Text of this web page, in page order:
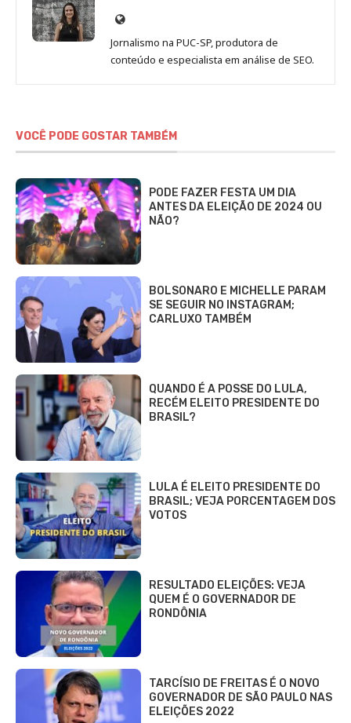
Site
de
Luisa
Jornalismo na PUC-SP, produtora de
conteúdo e especialista em análise de SEO.
VOCÊ PODE GOSTAR TAMBÉM
PODE FAZER FESTA UM DIA
ANTES DA ELEIÇÃO DE 2024 OU
NÃO?
BOLSONARO E MICHELLE PARAM
SE SEGUIR NO INSTAGRAM;
CARLUXO TAMBÉM
QUANDO É A POSSE DO LULA,
RECÉM ELEITO PRESIDENTE DO
BRASIL?
LULA É ELEITO PRESIDENTE DO
BRASIL; VEJA PORCENTAGEM DOS
VOTOS
RESULTADO ELEIÇÕES: VEJA
QUEM É O GOVERNADOR DE
RONDÔNIA
TARCÍSIO DE FREITAS É O NOVO
GOVERNADOR DE SÃO PAULO NAS
ELEIÇÕES 2022